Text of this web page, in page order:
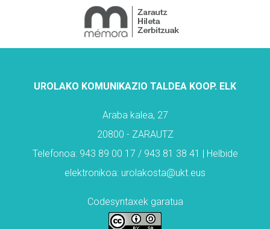
UROLAKO KOMUNIKAZIO TALDEA KOOP. ELK
Araba kalea, 27
20800 - ZARAUTZ
Telefonoa: 943 89 00 17 / 943 81 38 41 | Helbide
elektronikoa: urolakosta@ukt.eus
Codesyntaxek garatua